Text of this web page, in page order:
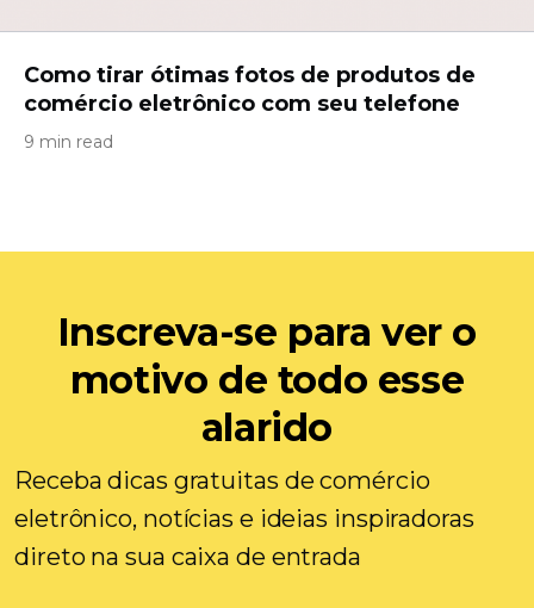
Como tirar ótimas fotos de produtos de
comércio eletrônico com seu telefone
9 min read
Inscreva-se para ver o
motivo de todo esse
alarido
Receba dicas gratuitas de comércio
eletrônico, notícias e ideias inspiradoras
direto na sua caixa de entrada